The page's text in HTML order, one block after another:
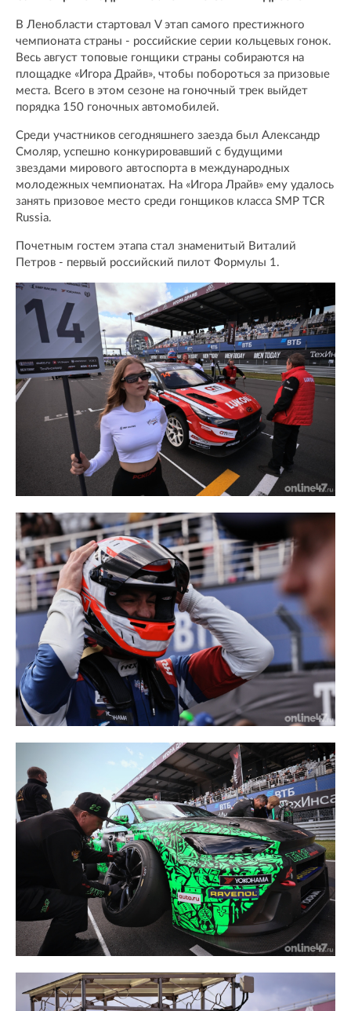
В Ленобласти стартовал V этап самого престижного
чемпионата страны - российские серии кольцевых гонок.
Весь август топовые гонщики страны собираются на
площадке «Игора Драйв», чтобы побороться за призовые
места. Всего в этом сезоне на гоночный трек выйдет
порядка 150 гоночных автомобилей.
Среди участников сегодняшнего заезда был Александр
Смоляр, успешно конкурировавший с будущими
звездами мирового автоспорта в международных
молодежных чемпионатах. На «Игора Лрайв» ему удалось
занять призовое место среди гонщиков класса SMP TCR
Russia.
Почетным гостем этапа стал знаменитый Виталий
Петров - первый российский пилот Формулы 1.